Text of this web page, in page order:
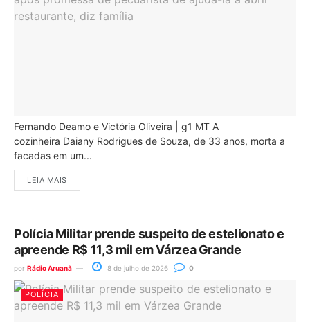
Fernando Deamo e Victória Oliveira | g1 MT A
cozinheira Daiany Rodrigues de Souza, de 33 anos, morta a
facadas em um...
LEIA MAIS
Polícia Militar prende suspeito de estelionato e
apreende R$ 11,3 mil em Várzea Grande
por Rádio Aruanã 8 de julho de 2026 0
POLÍCIA